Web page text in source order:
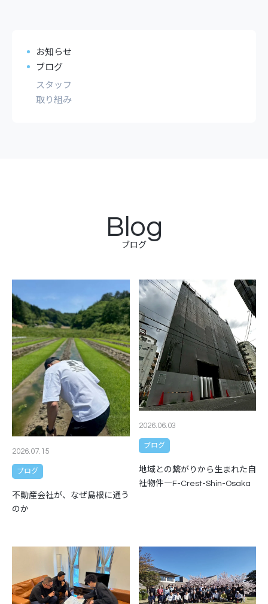
お知らせ
ブログ
スタッフ
取り組み
ブログ
Blog
2026.07.15
ブログ
不動産会社が、なぜ島根に通う
のか
2026.06.03
ブログ
地域との繋がりから生まれた自
社物件―F-Crest-Shin-Osaka